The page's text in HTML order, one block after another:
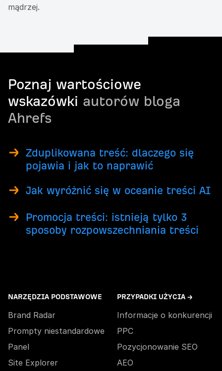
mądrzej.
Poznaj wartościowe
wskazówki autorów bloga
Ahrefs
Zduplikowana treść: dlaczego się
pojawia i jak to naprawić
Jak wyróżnić się w oceanie treści AI
Promocja treści: istnieją tylko 3
sposoby rozpowszechniania treści
NARZĘDZIA PODSTAWOWE
Brand Radar
Prompty niestandardowe
Panel
Site Explorer
PRZYPADKI UŻYCIA →
Informacje o konkurencji
PPC
Pozycjonowanie SEO
AEO